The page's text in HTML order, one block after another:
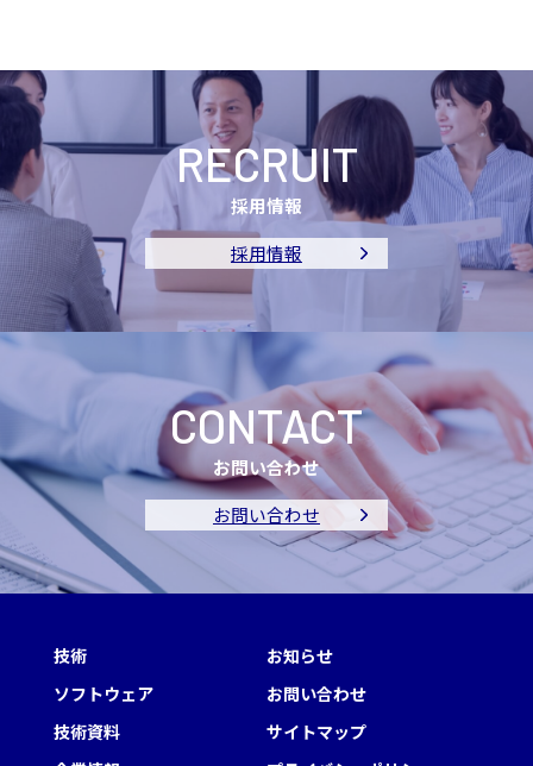
RECRUIT
採用情報
採用情報
CONTACT
お問い合わせ
お問い合わせ
技術
ソフトウェア
技術資料
お知らせ
お問い合わせ
サイトマップ